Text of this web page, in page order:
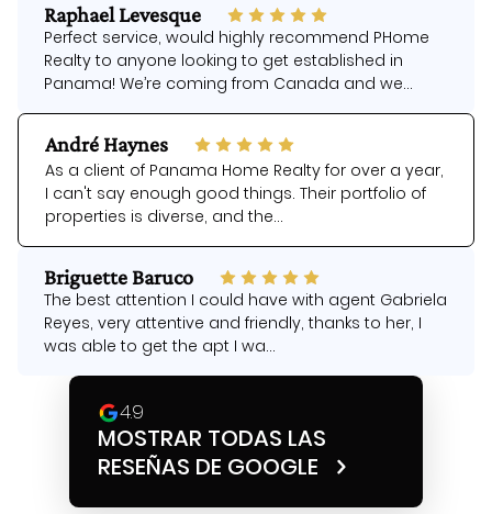
Raphael Levesque
Perfect service, would highly recommend PHome
Realty to anyone looking to get established in
Panama! We’re coming from Canada and we...
André Haynes
As a client of Panama Home Realty for over a year,
I can't say enough good things. Their portfolio of
properties is diverse, and the...
Briguette Baruco
The best attention I could have with agent Gabriela
Reyes, very attentive and friendly, thanks to her, I
was able to get the apt I wa...
4.9
MOSTRAR TODAS LAS
RESEÑAS DE GOOGLE